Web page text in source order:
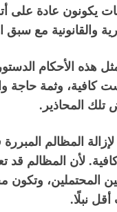
يكونون عادة على
والقانونية مع سبق
هذه الأحكام
كافية، وثمة حاجة
المحاذير .
لإزالة المظالم
. لأن المظالم قد
المحتملين، وتكون
نبلًا.